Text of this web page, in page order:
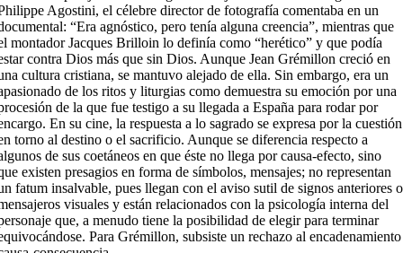
Agostini, el célebre director de fotografía comentaba en un
“Era agnóstico, pero tenía alguna creencia”, mientras que
montador Jacques Brilloin lo definía como “herético” y que podía
contra Dios más que sin Dios. Aunque Jean Grémillon creció en
cultura cristiana, se mantuvo alejado de ella. Sin embargo, era un
de los ritos y liturgias como demuestra su emoción por una
de la que fue testigo a su llegada a España para rodar por
En su cine, la respuesta a lo sagrado se expresa por la cuestión
torno al destino o el sacrificio. Aunque se diferencia respecto a
de sus coetáneos en que éste no llega por causa-efecto, sino
existen presagios en forma de símbolos, mensajes; no representan
fatum insalvable, pues llegan con el aviso sutil de signos anteriores o
visuales y están relacionados con la psicología interna del
que, a menudo tiene la posibilidad de elegir para terminar
Para Grémillon, subsiste un rechazo al encadenamiento